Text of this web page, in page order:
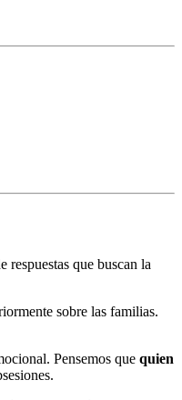
respuestas que buscan la
sobre las familias.
Pensemos que quien